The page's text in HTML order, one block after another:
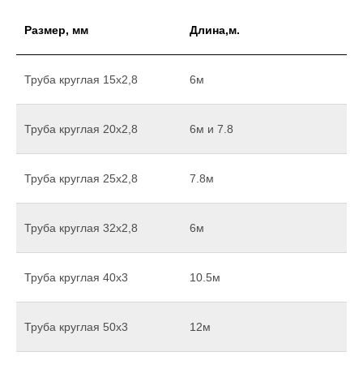
Размер, мм Длина,м.
Труба круглая 15х2,8 6м
Труба круглая 20х2,8 6м и 7.8
Труба круглая 25х2,8 7.8м
Труба круглая 32х2,8 6м
Труба круглая 40х3 10.5м
Труба круглая 50х3 12м